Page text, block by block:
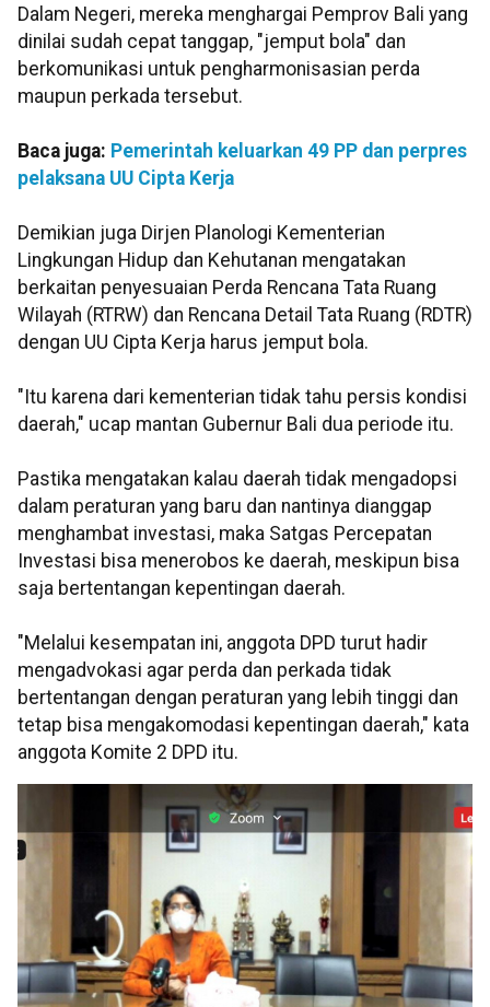
Dalam Negeri, mereka menghargai Pemprov Bali yang
dinilai sudah cepat tanggap, "jemput bola" dan
berkomunikasi untuk pengharmonisasian perda
maupun perkada tersebut.
Baca juga: Pemerintah keluarkan 49 PP dan perpres
pelaksana UU Cipta Kerja
Demikian juga Dirjen Planologi Kementerian
Lingkungan Hidup dan Kehutanan mengatakan
berkaitan penyesuaian Perda Rencana Tata Ruang
Wilayah (RTRW) dan Rencana Detail Tata Ruang (RDTR)
dengan UU Cipta Kerja harus jemput bola.
"Itu karena dari kementerian tidak tahu persis kondisi
daerah," ucap mantan Gubernur Bali dua periode itu.
Pastika mengatakan kalau daerah tidak mengadopsi
dalam peraturan yang baru dan nantinya dianggap
menghambat investasi, maka Satgas Percepatan
Investasi bisa menerobos ke daerah, meskipun bisa
saja bertentangan kepentingan daerah.
"Melalui kesempatan ini, anggota DPD turut hadir
mengadvokasi agar perda dan perkada tidak
bertentangan dengan peraturan yang lebih tinggi dan
tetap bisa mengakomodasi kepentingan daerah," kata
anggota Komite 2 DPD itu.